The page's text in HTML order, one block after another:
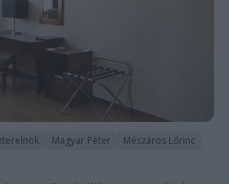
Magyar Péter
Mészáros Lőrinc